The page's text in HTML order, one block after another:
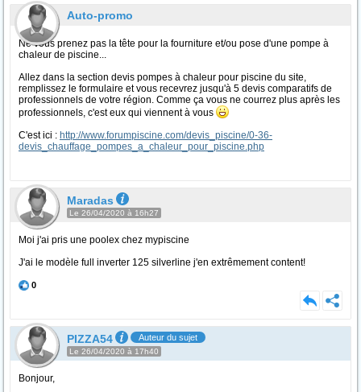
Auto-promo
Ne vous prenez pas la tête pour la fourniture et/ou pose d'une pompe à
chaleur de piscine...
Allez dans la section devis pompes à chaleur pour piscine du site,
remplissez le formulaire et vous recevrez jusqu'à 5 devis comparatifs de
professionnels de votre région. Comme ça vous ne courrez plus après les
professionnels, c'est eux qui viennent à vous
C'est ici : http://www.forumpiscine.com/devis_piscine/0-36-
devis_chauffage_pompes_a_chaleur_pour_piscine.php
Maradas
Le 26/04/2020 à 16h27
Moi j'ai pris une poolex chez mypiscine
J'ai le modèle full inverter 125 silverline j'en extrêmement content!
0
PIZZA54 Auteur du sujet
Le 26/04/2020 à 17h40
Bonjour,